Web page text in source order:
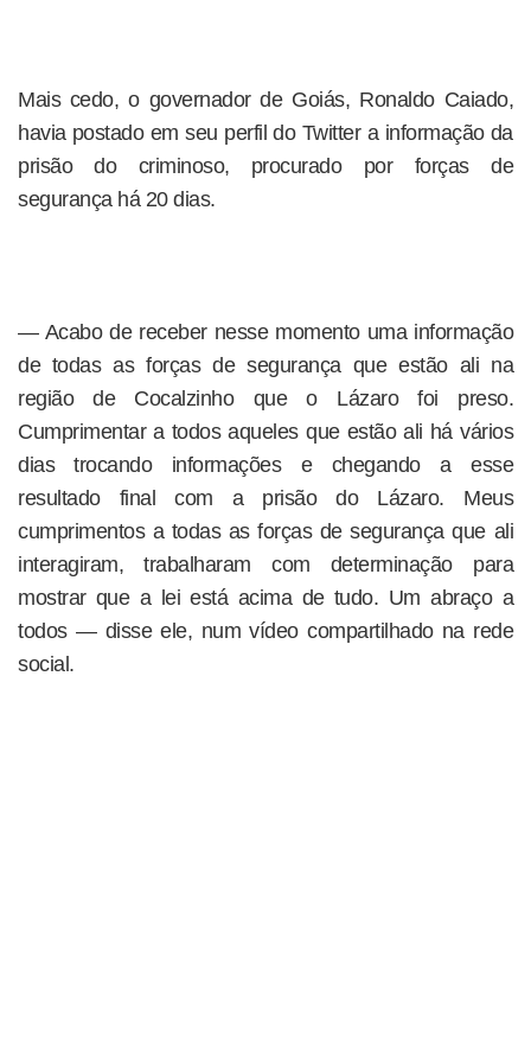
Mais cedo, o governador de Goiás, Ronaldo Caiado,
havia postado em seu perfil do Twitter a informação da
prisão do criminoso, procurado por forças de
segurança há 20 dias.
— Acabo de receber nesse momento uma informação
de todas as forças de segurança que estão ali na
região de Cocalzinho que o Lázaro foi preso.
Cumprimentar a todos aqueles que estão ali há vários
dias trocando informações e chegando a esse
resultado final com a prisão do Lázaro. Meus
cumprimentos a todas as forças de segurança que ali
interagiram, trabalharam com determinação para
mostrar que a lei está acima de tudo. Um abraço a
todos — disse ele, num vídeo compartilhado na rede
social.